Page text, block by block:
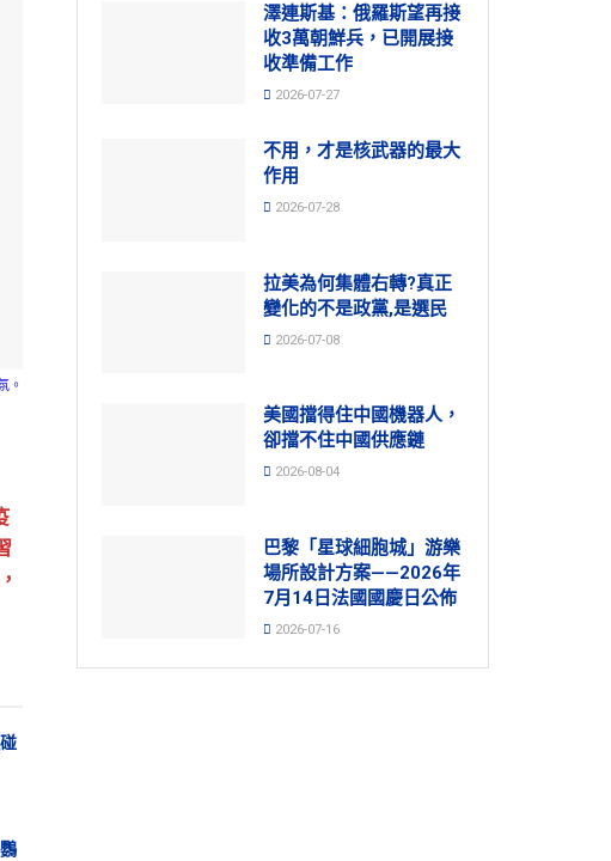
。
澤連斯基：俄羅斯望再接
收3萬朝鮮兵，已開展接
收準備工作
2026-07-27
不用，才是核武器的最大
作用
2026-07-28
拉美為何集體右轉?真正
變化的不是政黨,是選民
2026-07-08
美國擋得住中國機器人，
卻擋不住中國供應鏈
2026-08-04
巴黎「星球細胞城」游樂
場所設計方案——2026年
7月14日法國國慶日公佈
2026-07-16